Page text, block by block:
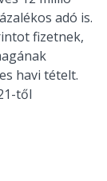
adó is.
fizetnek,
havi tételt.
től